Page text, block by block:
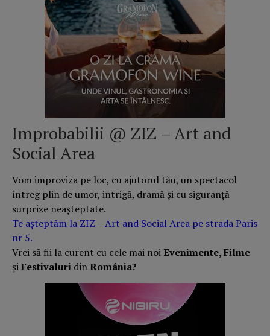
Improbabilii @ ZIZ – Art and
Social Area
Vom improviza pe loc, cu ajutorul tău, un spectacol
întreg plin de umor, intrigă, dramă și cu siguranță
surprize neașteptate.
Te așteptăm la ZIZ – Art and Social Area pe strada Paris
nr 5.
Vrei să fii la curent cu cele mai noiEvenimente, Filme
șiFestivaluri dinRomânia?